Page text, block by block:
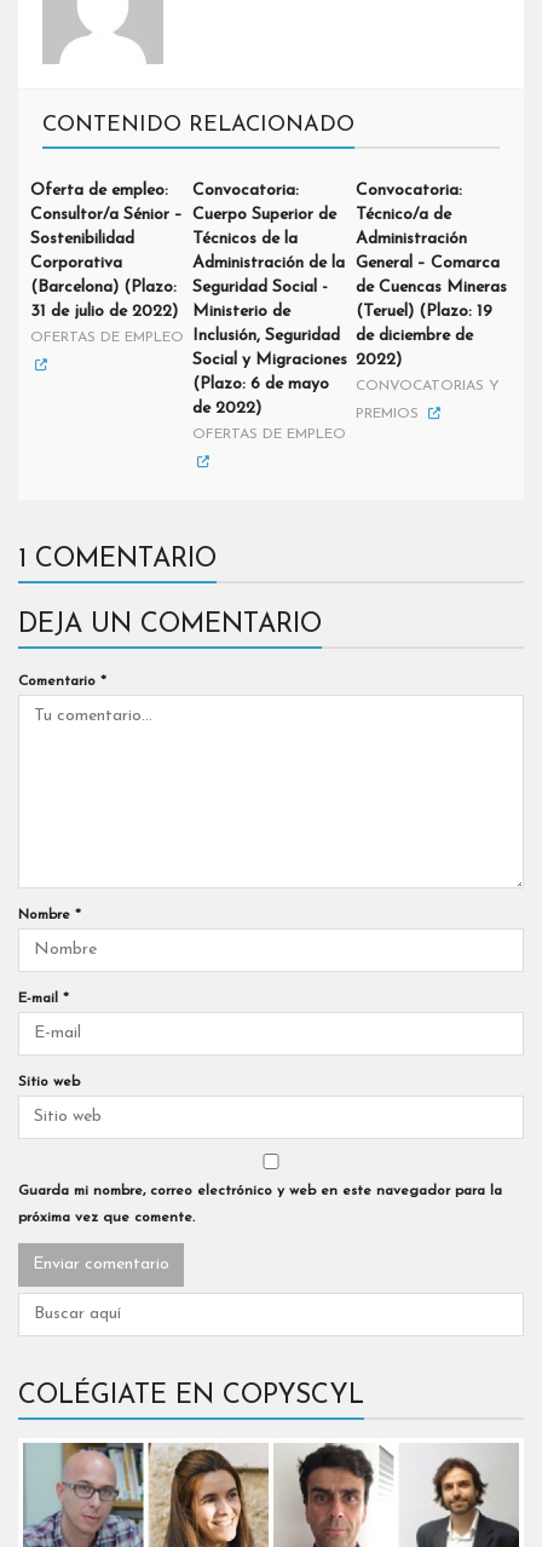
CONTENIDO RELACIONADO
Oferta de empleo:
Consultor/a Sénior –
Sostenibilidad
Corporativa
(Barcelona) (Plazo:
31 de julio de 2022)
OFERTAS DE EMPLEO
Convocatoria:
Cuerpo Superior de
Técnicos de la
Administración de la
Seguridad Social -
Ministerio de
Inclusión, Seguridad
Social y Migraciones
(Plazo: 6 de mayo
de 2022)
OFERTAS DE EMPLEO
Convocatoria:
Técnico/a de
Administración
General – Comarca
de Cuencas Mineras
(Teruel) (Plazo: 19
de diciembre de
2022)
CONVOCATORIAS Y
PREMIOS
1 COMENTARIO
DEJA UN COMENTARIO
Comentario *
Nombre *
E-mail *
Sitio web
Guarda mi nombre, correo electrónico y web en este navegador para la
próxima vez que comente.
COLÉGIATE EN COPYSCYL